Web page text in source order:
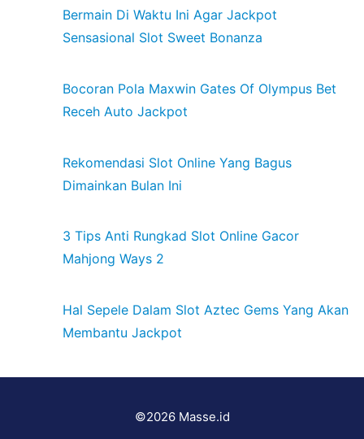
Bermain Di Waktu Ini Agar Jackpot
Sensasional Slot Sweet Bonanza
Bocoran Pola Maxwin Gates Of Olympus Bet
Receh Auto Jackpot
Rekomendasi Slot Online Yang Bagus
Dimainkan Bulan Ini
3 Tips Anti Rungkad Slot Online Gacor
Mahjong Ways 2
Hal Sepele Dalam Slot Aztec Gems Yang Akan
Membantu Jackpot
©2026 Masse.id